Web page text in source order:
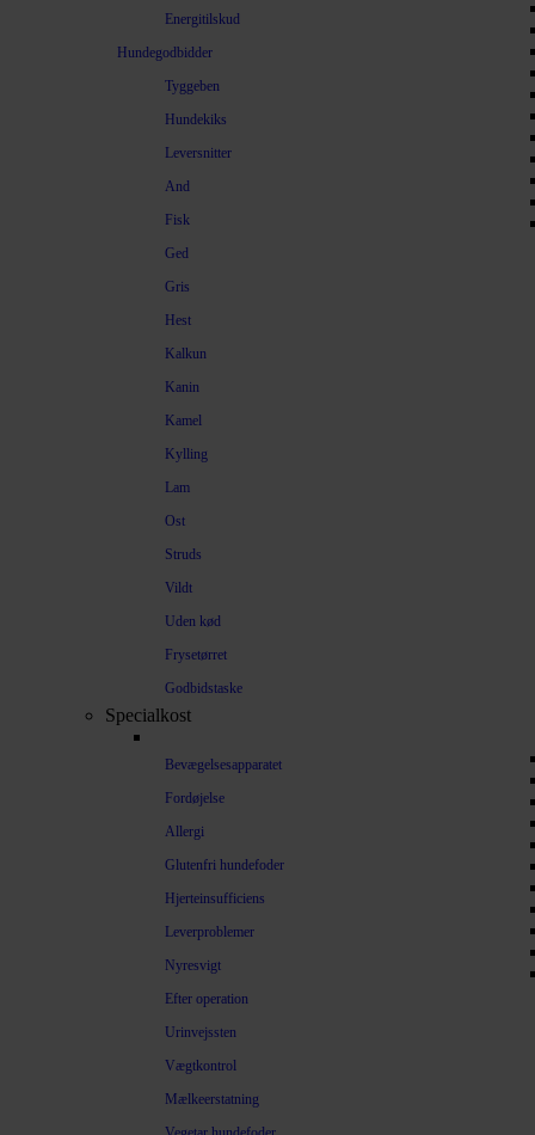
Energitilskud
Hundegodbidder
Tyggeben
Hundekiks
Leversnitter
And
Fisk
Ged
Gris
Hest
Kalkun
Kanin
Kamel
Kylling
Lam
Ost
Struds
Vildt
Uden kød
Frysetørret
Godbidstaske
Specialkost
Bevægelsesapparatet
Fordøjelse
Allergi
Glutenfri hundefoder
Hjerteinsufficiens
Leverproblemer
Nyresvigt
Efter operation
Urinvejssten
Vægtkontrol
Mælkeerstatning